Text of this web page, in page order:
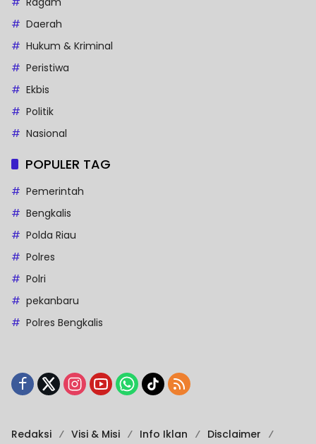
Daerah
Hukum & Kriminal
Peristiwa
Ekbis
Politik
Nasional
POPULER TAG
Pemerintah
Bengkalis
Polda Riau
Polres
Polri
pekanbaru
Polres Bengkalis
Redaksi Visi & Misi Info Iklan Disclaimer